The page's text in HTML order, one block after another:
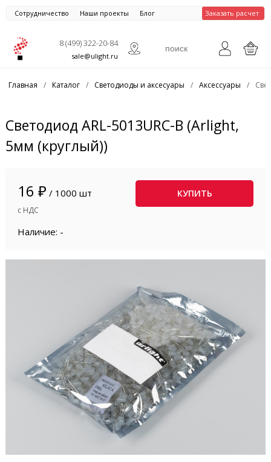
Сотрудничество Наши проекты Блог Заказать расчет
8 (499) 322-20-84
sale@ulight.ru
Главная / Каталог / Светодиоды и аксесуары / Аксессуары /
Светодиод ARL-5013URC-B (Arlight,
5мм (круглый))
16 ₽ / 1000 шт
с НДС
КУПИТЬ
Наличие: -